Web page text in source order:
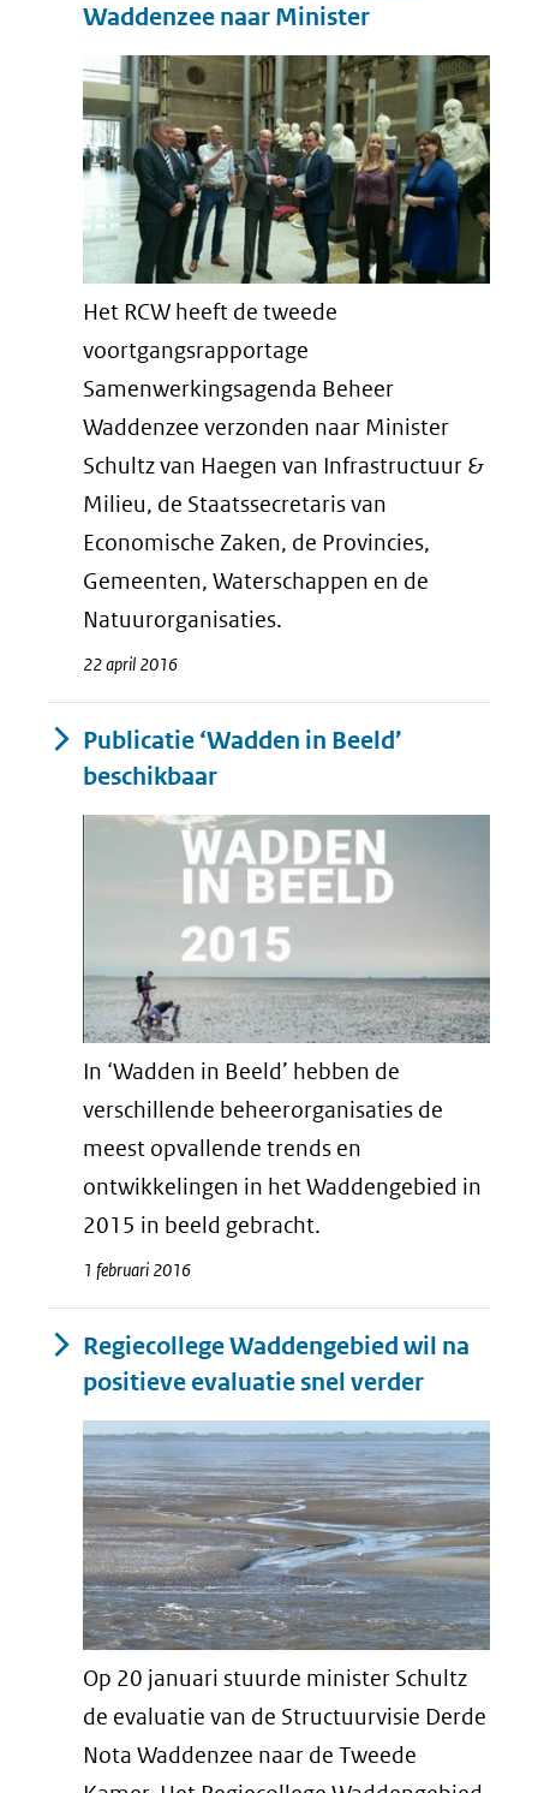
Waddenzee naar Minister
Het RCW heeft de tweede
voortgangsrapportage
Samenwerkingsagenda Beheer
Waddenzee verzonden naar Minister
Schultz van Haegen van Infrastructuur &
Milieu, de Staatssecretaris van
Economische Zaken, de Provincies,
Gemeenten, Waterschappen en de
Natuurorganisaties.
22 april 2016
Publicatie ‘Wadden in Beeld’
beschikbaar
In ‘Wadden in Beeld’ hebben de
verschillende beheerorganisaties de
meest opvallende trends en
ontwikkelingen in het Waddengebied in
2015 in beeld gebracht.
1 februari 2016
Regiecollege Waddengebied wil na
positieve evaluatie snel verder
Op 20 januari stuurde minister Schultz
de evaluatie van de Structuurvisie Derde
Nota Waddenzee naar de Tweede